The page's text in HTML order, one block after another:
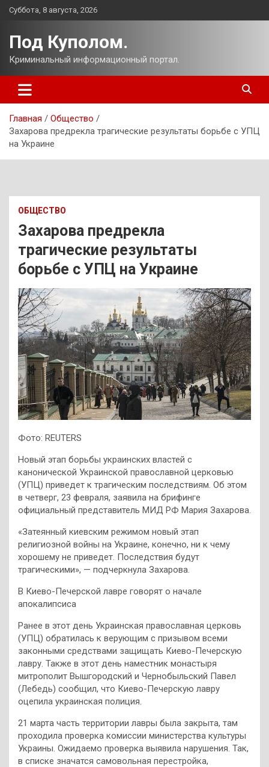
Перейти
Суббота, 8 августа, 2026
Под Куполом.
Криминальный информационный портал.
Главная
Общество
Захарова предрекла трагические результаты борьбе с УПЦ
на Украине
ОБЩЕСТВО
Захарова предрекла
трагические результаты
борьбе с УПЦ на Украине
Фото: REUTERS
Новый этап борьбы украинских властей с
канонической Украинской православной церковью
(УПЦ) приведет к трагическим последствиям. Об этом
в четверг, 23 февраля, заявила на брифинге
официальный представитель МИД РФ Мария Захарова.
«Затеянный киевским режимом новый этап
религиозной войны на Украине, конечно, ни к чему
хорошему не приведет. Последствия будут
трагическими», — подчеркнула Захарова.
В Киево-Печерской лавре говорят о начале
апокалипсиса
Ранее в этот день Украинская православная церковь
(УПЦ) обратилась к верующим с призывом всеми
законными средствами защищать Киево-Печерскую
лавру. Также в этот день наместник монастыря
митрополит Вышгородский и Чернобыльский Павел
(Лебедь) сообщил, что Киево-Печерскую лавру
оцепила украинская полиция.
21 марта часть территории лавры была закрыта, там
проходила проверка комиссии министерства культуры
Украины. Ожидаемо проверка выявила нарушения. Так,
в списке значатся самовольная перестройка,